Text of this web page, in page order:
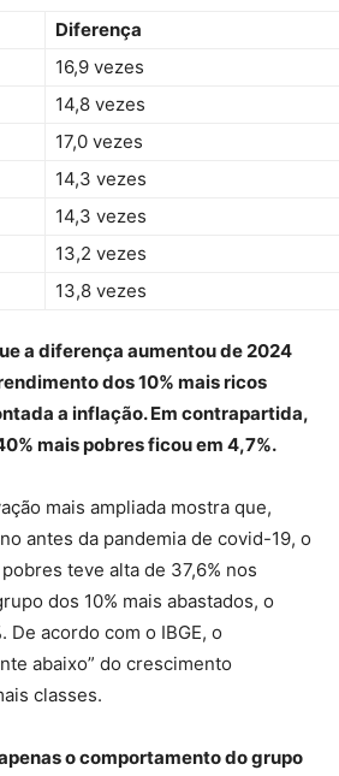
Diferença
16,9 vezes
14,8 vezes
17,0 vezes
14,3 vezes
14,3 vezes
13,2 vezes
13,8 vezes
a diferença aumentou de 2024
dos 10% mais ricos
a inflação. Em contrapartida,
mais pobres ficou em 4,7%.
mais ampliada mostra que,
antes da pandemia de covid-19, o
teve alta de 37,6% nos
dos 10% mais abastados, o
De acordo com o IBGE, o
abaixo” do crescimento
classes.
o comportamento do grupo